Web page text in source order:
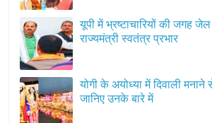
यूपी में भ्रष्टाचारियों की जगह जेल
राज्यमंत्री स्वतंत्र प्रभार
योगी के अयोध्या में दिवाली
जानिए उनके बारे में